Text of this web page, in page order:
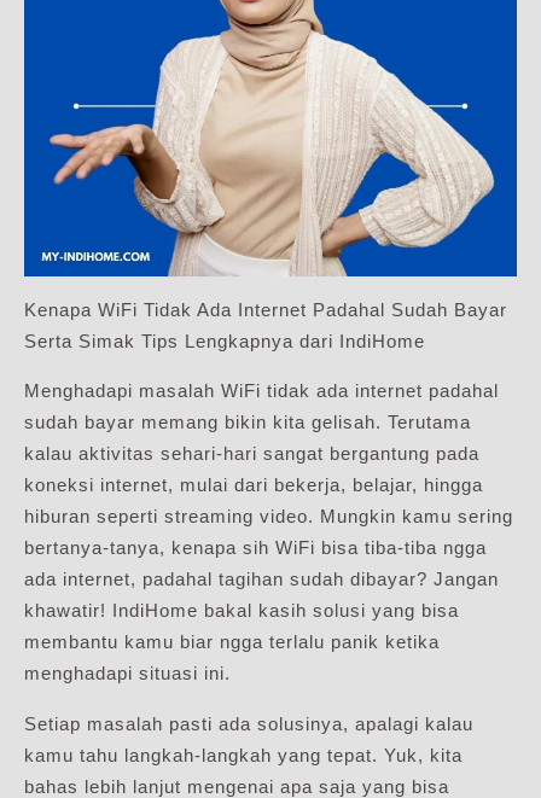
Kenapa WiFi Tidak Ada Internet Padahal Sudah Bayar
Serta Simak Tips Lengkapnya dari IndiHome
Menghadapi masalah WiFi tidak ada internet padahal
sudah bayar memang bikin kita gelisah. Terutama
kalau aktivitas sehari-hari sangat bergantung pada
koneksi internet, mulai dari bekerja, belajar, hingga
hiburan seperti streaming video. Mungkin kamu sering
bertanya-tanya, kenapa sih WiFi bisa tiba-tiba ngga
ada internet, padahal tagihan sudah dibayar? Jangan
khawatir! IndiHome bakal kasih solusi yang bisa
membantu kamu biar ngga terlalu panik ketika
menghadapi situasi ini.
Setiap masalah pasti ada solusinya, apalagi kalau
kamu tahu langkah-langkah yang tepat. Yuk, kita
bahas lebih lanjut mengenai apa saja yang bisa